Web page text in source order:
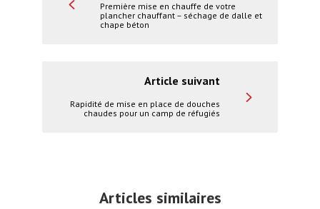
Première mise en chauffe de votre
plancher chauffant – séchage de dalle et
chape béton
Article suivant
Rapidité de mise en place de douches
chaudes pour un camp de réfugiés
Articles similaires